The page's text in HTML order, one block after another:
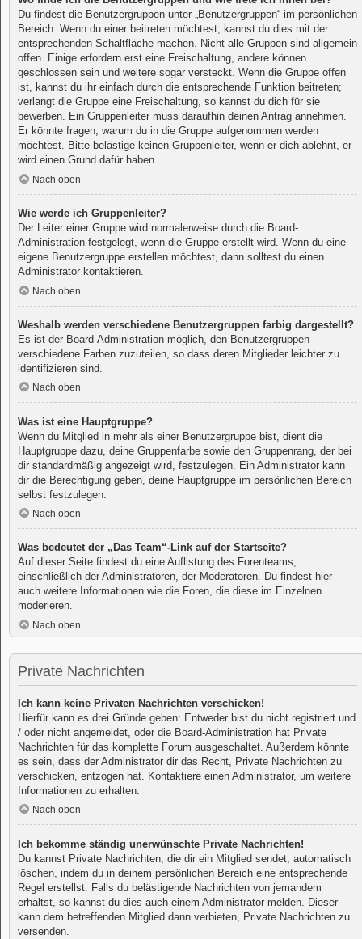
Du findest die Benutzergruppen unter „Benutzergruppen“ im persönlichen
Bereich. Wenn du einer beitreten möchtest, kannst du dies mit der
entsprechenden Schaltfläche machen. Nicht alle Gruppen sind allgemein
offen. Einige erfordern erst eine Freischaltung, andere können
geschlossen sein und weitere sogar versteckt. Wenn die Gruppe offen
ist, kannst du ihr einfach durch die entsprechende Funktion beitreten;
verlangt die Gruppe eine Freischaltung, so kannst du dich für sie
bewerben. Ein Gruppenleiter muss daraufhin deinen Antrag annehmen.
Er könnte fragen, warum du in die Gruppe aufgenommen werden
möchtest. Bitte belästige keinen Gruppenleiter, wenn er dich ablehnt, er
wird einen Grund dafür haben.
Nach oben
Wie werde ich Gruppenleiter?
Der Leiter einer Gruppe wird normalerweise durch die Board-
Administration festgelegt, wenn die Gruppe erstellt wird. Wenn du eine
eigene Benutzergruppe erstellen möchtest, dann solltest du einen
Administrator kontaktieren.
Nach oben
Weshalb werden verschiedene Benutzergruppen farbig dargestellt?
Es ist der Board-Administration möglich, den Benutzergruppen
verschiedene Farben zuzuteilen, so dass deren Mitglieder leichter zu
identifizieren sind.
Nach oben
Was ist eine Hauptgruppe?
Wenn du Mitglied in mehr als einer Benutzergruppe bist, dient die
Hauptgruppe dazu, deine Gruppenfarbe sowie den Gruppenrang, der bei
dir standardmäßig angezeigt wird, festzulegen. Ein Administrator kann
dir die Berechtigung geben, deine Hauptgruppe im persönlichen Bereich
selbst festzulegen.
Nach oben
Was bedeutet der „Das Team“-Link auf der Startseite?
Auf dieser Seite findest du eine Auflistung des Forenteams,
einschließlich der Administratoren, der Moderatoren. Du findest hier
auch weitere Informationen wie die Foren, die diese im Einzelnen
moderieren.
Nach oben
Private Nachrichten
Ich kann keine Privaten Nachrichten verschicken!
Hierfür kann es drei Gründe geben: Entweder bist du nicht registriert und
/ oder nicht angemeldet, oder die Board-Administration hat Private
Nachrichten für das komplette Forum ausgeschaltet. Außerdem könnte
es sein, dass der Administrator dir das Recht, Private Nachrichten zu
verschicken, entzogen hat. Kontaktiere einen Administrator, um weitere
Informationen zu erhalten.
Nach oben
Ich bekomme ständig unerwünschte Private Nachrichten!
Du kannst Private Nachrichten, die dir ein Mitglied sendet, automatisch
löschen, indem du in deinem persönlichen Bereich eine entsprechende
Regel erstellst. Falls du belästigende Nachrichten von jemandem
erhältst, so kannst du dies auch einem Administrator melden. Dieser
kann dem betreffenden Mitglied dann verbieten, Private Nachrichten zu
versenden.